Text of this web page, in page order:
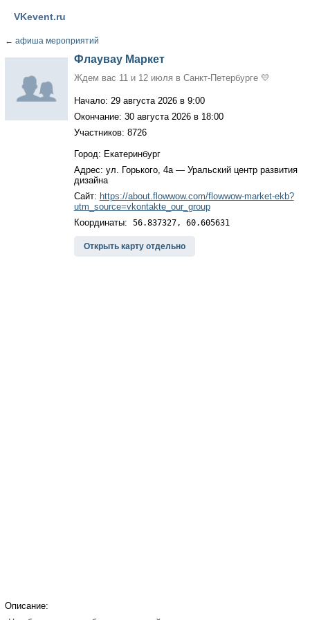
VKevent.ru
← афиша мероприятий
Флаувау Маркет
Ждем вас 11 и 12 июля в Санкт-Петербурге 💛
Начало: 29 августа 2026 в 9:00
Окончание: 30 августа 2026 в 18:00
Участников: 8726
Город: Екатеринбург
Адрес: ул. Горького, 4а — Уральский центр развития
дизайна
Сайт: https://about.flowwow.com/flowwow-market-ekb?
utm_source=vkontakte_our_group
Координаты: 56.837327, 60.605631
Открыть карту отдельно
Описание: